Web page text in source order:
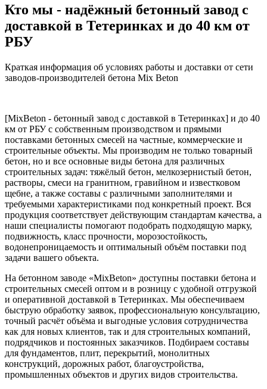
Кто мы - надёжный бетонный завод с
доставкой в Тетеринках и до 40 км от
РБУ
Краткая информация об условиях работы и доставки от сети
заводов-производителей бетона Mix Beton
[MixBeton - бетонный завод с доставкой в Тетеринках] и до 40
км от РБУ с собственным производством и прямыми
поставками бетонных смесей на частные, коммерческие и
строительные объекты. Мы производим не только товарный
бетон, но и все основные виды бетона для различных
строительных задач: тяжёлый бетон, мелкозернистый бетон,
растворы, смеси на гранитном, гравийном и известковом
щебне, а также составы с различными заполнителями и
требуемыми характеристиками под конкретный проект. Вся
продукция соответствует действующим стандартам качества, а
наши специалисты помогают подобрать подходящую марку,
подвижность, класс прочности, морозостойкость,
водонепроницаемость и оптимальный объём поставки под
задачи вашего объекта.
На бетонном заводе «MixBeton» доступны поставки бетона и
строительных смесей оптом и в розницу с удобной отгрузкой
и оперативной доставкой в Тетеринках. Мы обеспечиваем
быструю обработку заявок, профессиональную консультацию,
точный расчёт объёма и выгодные условия сотрудничества
как для новых клиентов, так и для строительных компаний,
подрядчиков и постоянных заказчиков. Подбираем составы
для фундаментов, плит, перекрытий, монолитных
конструкций, дорожных работ, благоустройства,
промышленных объектов и других видов строительства.